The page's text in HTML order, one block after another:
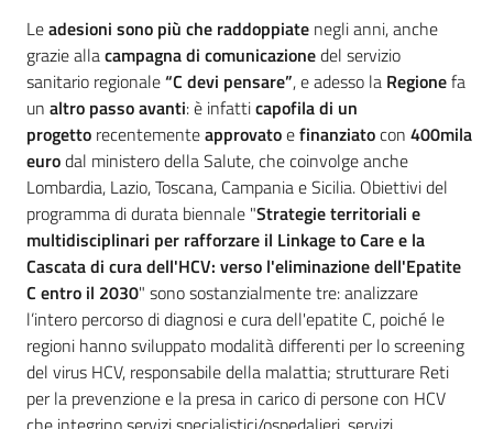
Leadesioni sono più che raddoppiate negli anni, anche
grazie allacampagna di comunicazionedel servizio
sanitario regionale“C devi pensare”, e adesso la Regionefa
un altro passo avanti: è infatticapofila di un
progetto recentementeapprovatoefinanziatocon 400mila
eurodal ministero della Salute, che coinvolge anche
Lombardia, Lazio, Toscana, Campania e Sicilia. Obiettivi del
programma di durata biennale "Strategie territoriali e
multidisciplinari per rafforzare il Linkage to Care e la
Cascata di cura dell'HCV: verso l'eliminazione dell'Epatite
C entro il 2030" sono sostanzialmente tre: analizzare
l’intero percorso di diagnosi e cura dell'epatite C, poiché le
regioni hanno sviluppato modalità differenti per lo screening
del virus HCV, responsabile della malattia; strutturare Reti
per la prevenzione e la presa in carico di persone con HCV